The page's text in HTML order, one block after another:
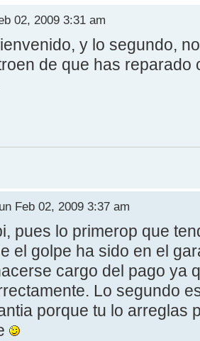
02, 2009 3:31 am
y lo segundo,
de que has reparado
Feb 02, 2009 3:37 am
pues lo primerop que
el golpe ha sido en el
cargo del pago ya
Lo segundo
porque tu lo arreglas